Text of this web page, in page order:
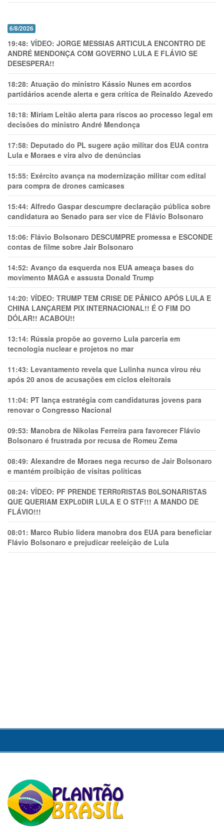
6/8/2026
19:48: VÍDEO: JORGE MESSIAS ARTICULA ENCONTRO DE
ANDRÉ MENDONÇA COM GOVERNO LULA E FLÁVIO SE
DESESPERA!!
18:28: Atuação do ministro Kássio Nunes em acordos
partidários acende alerta e gera crítica de Reinaldo Azevedo
18:18: Míriam Leitão alerta para riscos ao processo legal em
decisões do ministro André Mendonça
17:58: Deputado do PL sugere ação militar dos EUA contra
Lula e Moraes e vira alvo de denúncias
15:55: Exército avança na modernização militar com edital
para compra de drones camicases
15:44: Alfredo Gaspar descumpre declaração pública sobre
candidatura ao Senado para ser vice de Flávio Bolsonaro
15:06: Flávio Bolsonaro DESCUMPRE promessa e ESCONDE
contas de filme sobre Jair Bolsonaro
14:52: Avanço da esquerda nos EUA ameaça bases do
movimento MAGA e assusta Donald Trump
14:20: VÍDEO: TRUMP TEM CRlSE DE PÂNlCO APÓS LULA E
CHINA LANÇAREM PIX INTERNACIONAL!! É O FIM DO
DÓLAR!! ACABOU!!
13:14: Rússia propõe ao governo Lula parceria em
tecnologia nuclear e projetos no mar
11:43: Levantamento revela que Lulinha nunca virou réu
após 20 anos de acusações em ciclos eleitorais
11:04: PT lança estratégia com candidaturas jovens para
renovar o Congresso Nacional
09:53: Manobra de Nikolas Ferreira para favorecer Flávio
Bolsonaro é frustrada por recusa de Romeu Zema
08:49: Alexandre de Moraes nega recurso de Jair Bolsonaro
e mantém proibição de visitas políticas
08:24: VÍDEO: PF PRENDE TERR0RlSTAS B0LSONARlSTAS
QUE QUERIAM EXPL0DlR LULA E O STF!!! A MANDO DE
FLÁVIO!!!
08:01: Marco Rubio lidera manobra dos EUA para beneficiar
Flávio Bolsonaro e prejudicar reeleição de Lula